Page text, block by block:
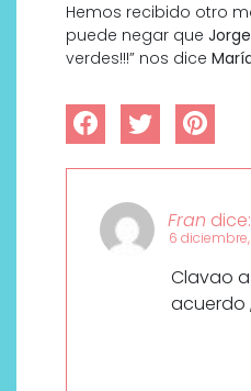
Hemos recibido otro
puede negar que
verdes!!!” nos dice
Fran dice:
6
Clavao
acuerdo